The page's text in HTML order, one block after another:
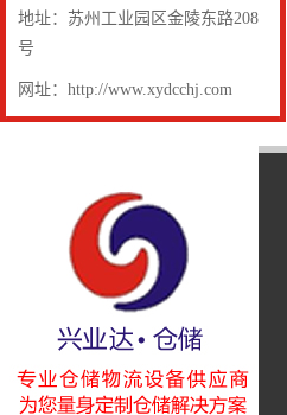
地址：苏州工业园区金陵东路208
号
网址：http://www.xydcchj.com